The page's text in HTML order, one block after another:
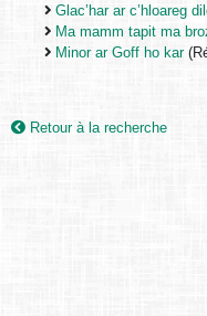
Glac’har ar c’hloareg
Ma mamm tapit ma
Minor ar Goff ho kar
Retour à la recherche